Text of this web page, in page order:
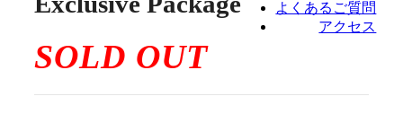
よくあるご質問
アクセス
SOLD OUT